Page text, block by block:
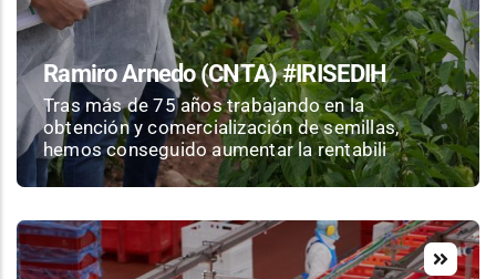
Ramiro Arnedo (CNTA) #IRISEDIH
Tras más de 75 años trabajando en la
obtención y comercialización de semillas,
hemos conseguido aumentar la rentabili